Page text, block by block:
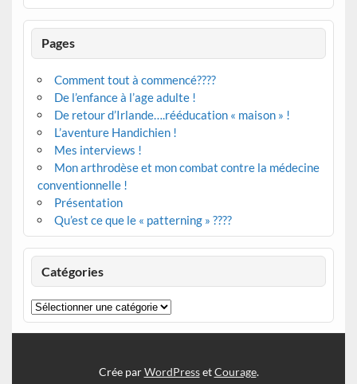
Pages
Comment tout à commencé????
De l’enfance à l’age adulte !
De retour d’Irlande….rééducation « maison » !
L’aventure Handichien !
Mes interviews !
Mon arthrodèse et mon combat contre la médecine
conventionnelle !
Présentation
Qu’est ce que le « patterning » ????
Catégories
Catégories
Crée parWordPressetCourage.